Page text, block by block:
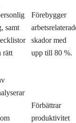
samt
rätt
Förebygger
skador med
upp till 80 %.
Förbättrar
produktivitet